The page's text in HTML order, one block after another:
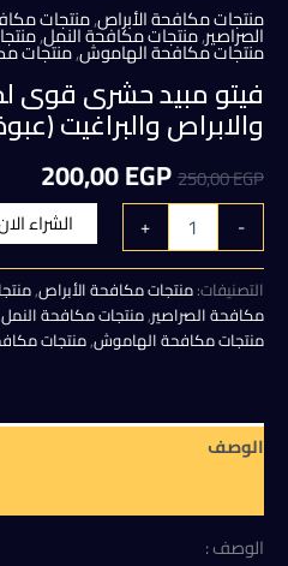
منتجات مكافحة الأبراص,منتجات
الصراصير,منتجات مكافحة النمل,
منتجات مكافحة الهاموش,منتجات
فيتو مبيد حشرى قوى
والابراص والبراغيت (عبوة 100
250,00EGP
السعر
الأصلي
هو:
250,00 EGP.
200,00EGP
-
كمية
فيتو
مبيد
حشرى
قوى
لحشرة
للبق
والبراغيت
(عبوة
+ الشراء
التصنيفات:منتجات مكافحة الأبراص,
مكافحة الصراصير,منتجات مكافحة النمل
منتجات مكافحة الهاموش,منتجات
الوصف
الوصف :